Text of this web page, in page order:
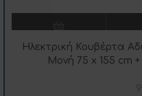
Ηλεκτρική Κουβέρτα
Μονή 75 x 155 cm